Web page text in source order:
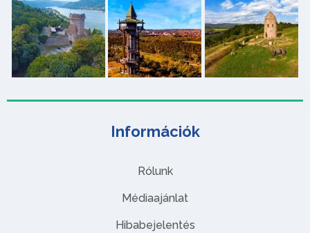
Információk
Rólunk
Médiaajánlat
Hibabejelentés